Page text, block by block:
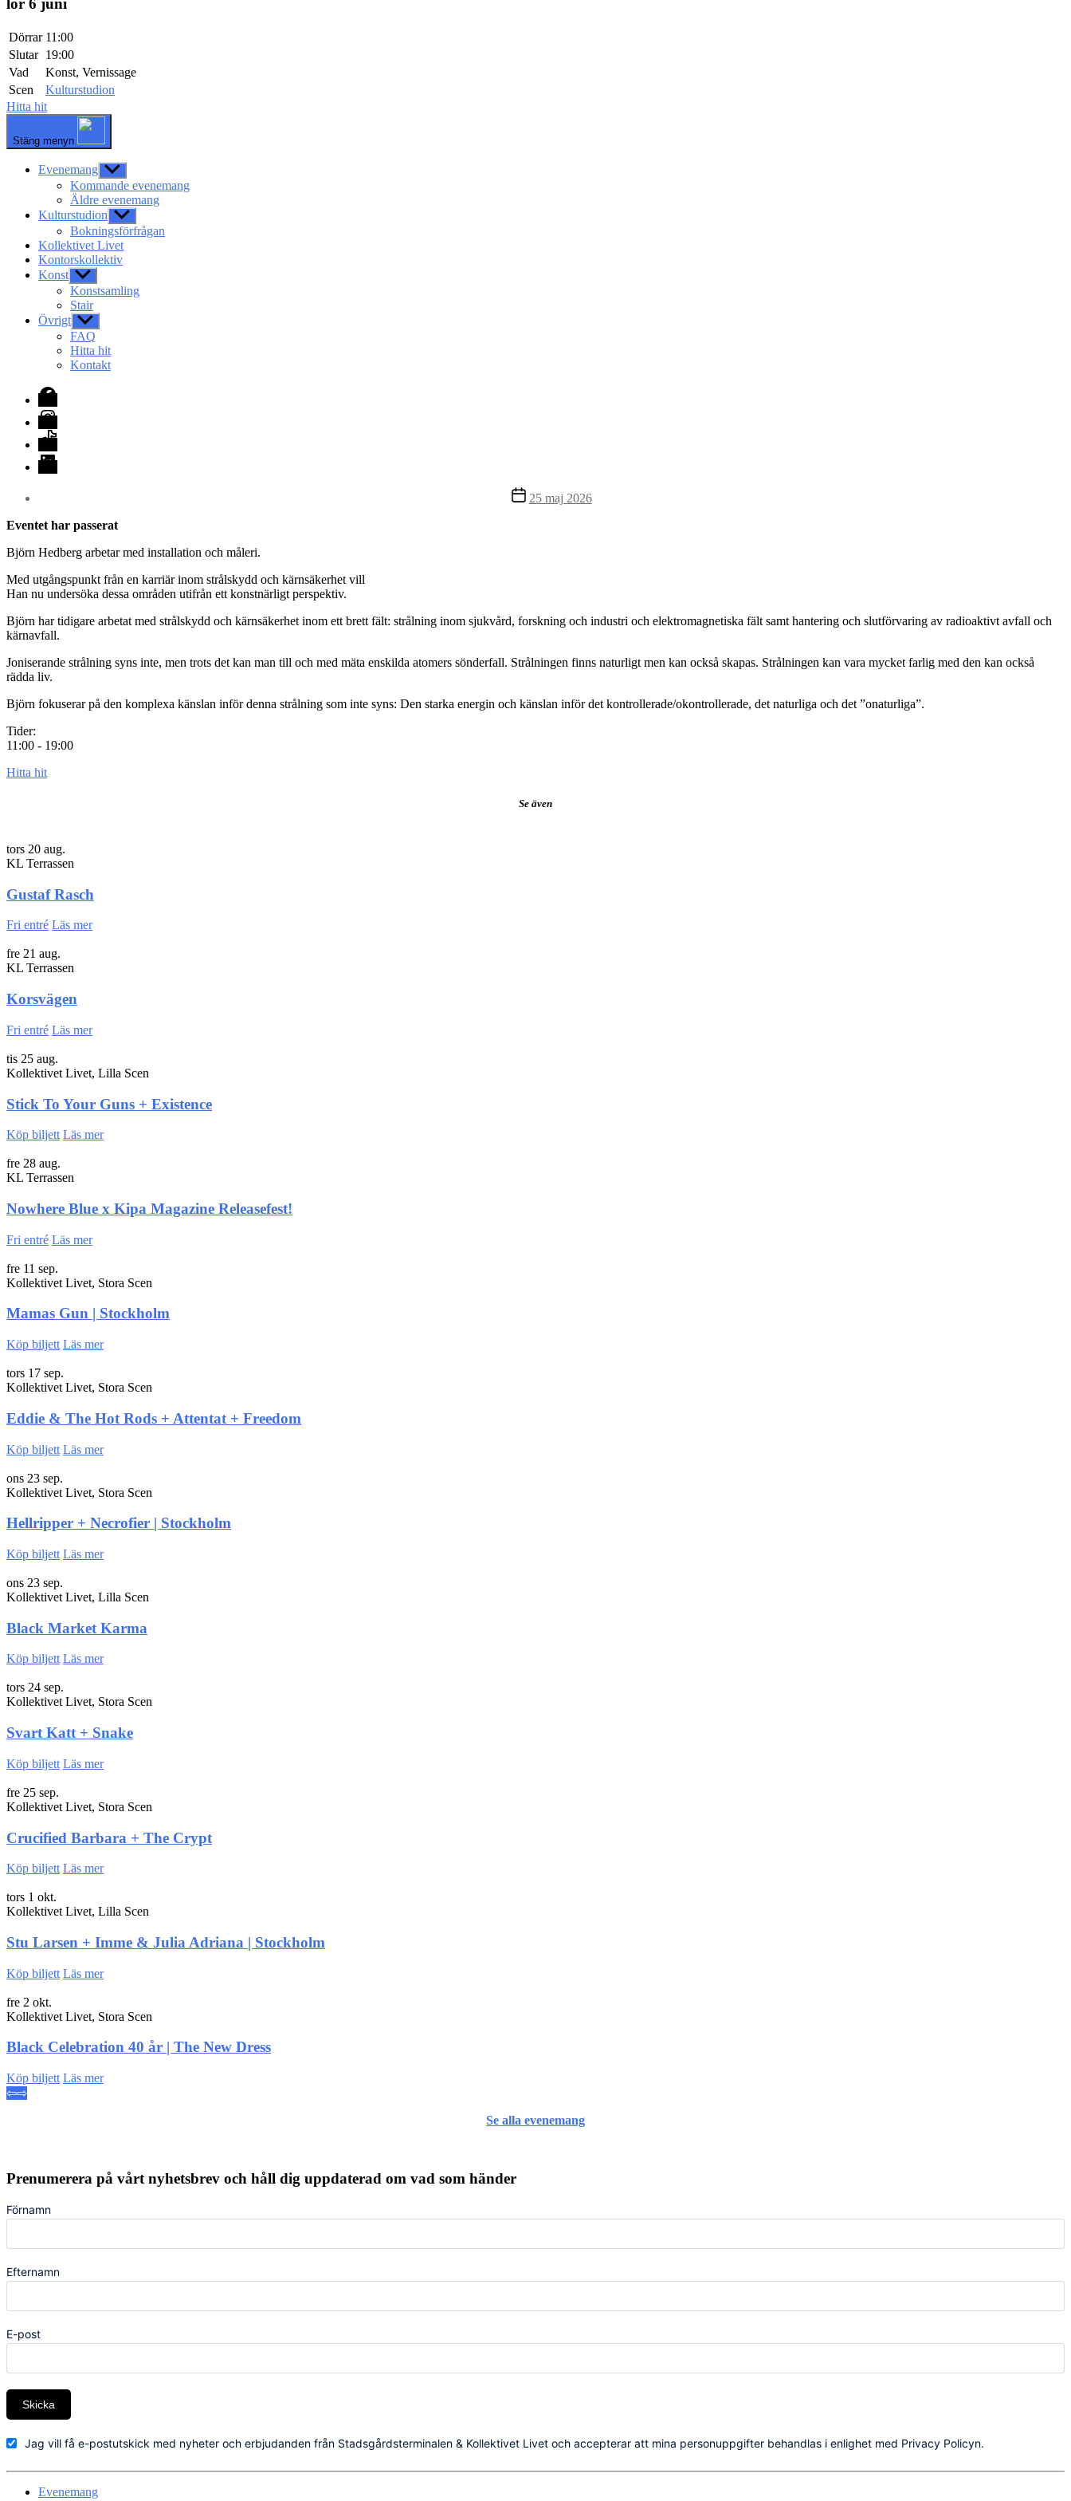
lör 6 juni
Dörrar 11:00
Slutar 19:00
Vad
Konst, Vernissage
Scen
Kulturstudion
Hitta hit
Stäng menyn
Evenemang Visa
undermeny
Kommande evenemang
Äldre evenemang
Kulturstudion Visa
undermeny
Bokningsförfrågan
Kollektivet Livet
Kontorskollektiv
Konst Visa
undermeny
Konstsamling
Stair
Övrigt Visa
undermeny
FAQ
Hitta hit
Kontakt
Facebook
Instagram
TikTok
LinkedIn
Inläggsdatum
25 maj 2026
Eventet har passerat
Björn Hedberg arbetar med installation och måleri.
Med utgångspunkt från en karriär inom strålskydd och kärnsäkerhet vill
Han nu undersöka dessa områden utifrån ett konstnärligt perspektiv.
Björn har tidigare arbetat med strålskydd och kärnsäkerhet inom ett brett fält: strålning inom sjukvård, forskning och industri och elektromagnetiska fält samt hantering och slutförvaring av radioaktivt avfall och
kärnavfall.
Joniserande strålning syns inte, men trots det kan man till och med mäta enskilda atomers sönderfall. Strålningen finns naturligt men kan också skapas. Strålningen kan vara mycket farlig med den kan också
rädda liv.
Björn fokuserar på den komplexa känslan inför denna strålning som inte syns: Den starka energin och känslan inför det kontrollerade/okontrollerade, det naturliga och det ”onaturliga”.
Tider:
11:00 - 19:00
Hitta hit
Se även
tors 20 aug.
KL Terrassen
Gustaf Rasch
Fri entré Läs mer
fre 21 aug.
KL Terrassen
Korsvägen
Fri entré Läs mer
tis 25 aug.
Kollektivet Livet, Lilla Scen
Stick To Your Guns + Existence
Köp biljett Läs mer
fre 28 aug.
KL Terrassen
Nowhere Blue x Kipa Magazine Releasefest!
Fri entré Läs mer
fre 11 sep.
Kollektivet Livet, Stora Scen
Mamas Gun | Stockholm
Köp biljett Läs mer
tors 17 sep.
Kollektivet Livet, Stora Scen
Eddie & The Hot Rods + Attentat + Freedom
Köp biljett Läs mer
ons 23 sep.
Kollektivet Livet, Stora Scen
Hellripper + Necrofier | Stockholm
Köp biljett Läs mer
ons 23 sep.
Kollektivet Livet, Lilla Scen
Black Market Karma
Köp biljett Läs mer
tors 24 sep.
Kollektivet Livet, Stora Scen
Svart Katt + Snake
Köp biljett Läs mer
fre 25 sep.
Kollektivet Livet, Stora Scen
Crucified Barbara + The Crypt
Köp biljett Läs mer
tors 1 okt.
Kollektivet Livet, Lilla Scen
Stu Larsen + Imme & Julia Adriana | Stockholm
Köp biljett Läs mer
fre 2 okt.
Kollektivet Livet, Stora Scen
Black Celebration 40 år | The New Dress
Köp biljett Läs mer
⇦⇨
Se alla evenemang
Prenumerera på vårt nyhetsbrev och håll dig uppdaterad om vad som händer
Förnamn
Efternamn
E-post
Skicka
Jag vill få e-postutskick med nyheter och erbjudanden från Stadsgårdsterminalen & Kollektivet Livet och accepterar att mina personuppgifter behandlas i enlighet med Privacy Policyn.
Evenemang